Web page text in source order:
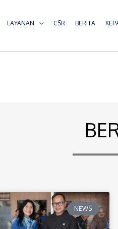
LAYANAN CSR BERITA
NEWS